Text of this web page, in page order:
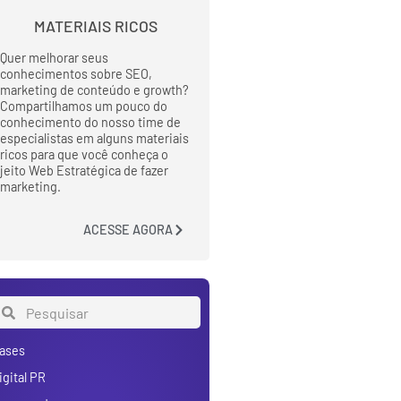
MATERIAIS RICOS
Quer melhorar seus
conhecimentos sobre SEO,
marketing de conteúdo e growth?
Compartilhamos um pouco do
conhecimento do nosso time de
especialistas em alguns materiais
ricos para que você conheça o
jeito Web Estratégica de fazer
marketing.
ACESSE AGORA
PR